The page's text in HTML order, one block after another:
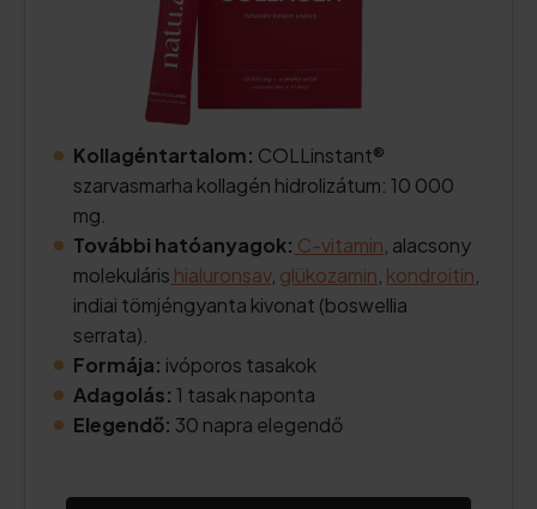
Kollagéntartalom: COLLinstant®
szarvasmarha kollagén hidrolizátum: 10 000
mg.
További hatóanyagok: C-vitamin , alacsony
molekuláris hialuronsav, glükozamin kondroitin
indiai tömjéngyanta kivonat (boswellia
serrata).
Formája: ivóporos tasakok
Adagolás: 1 tasak naponta
Elegendő: 30 napra elegendő